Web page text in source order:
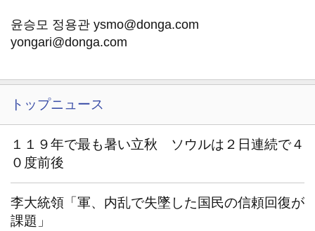
윤승모 정용관 ysmo@donga.com
yongari@donga.com
トップニュース
１１９年で最も暑い立秋 ソウルは２日連続で４
０度前後
李大統領「軍、内乱で失墜した国民の信頼回復が
課題」